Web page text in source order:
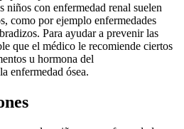
niños con enfermedad renal suelen
como por ejemplo enfermedades
Para ayudar a prevenir las
que el médico le recomiende ciertos
u hormona del
enfermedad ósea.